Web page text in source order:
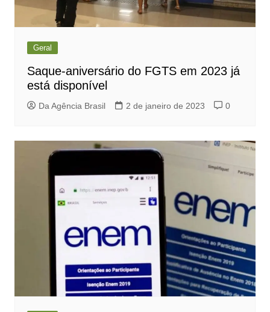
Geral
Saque-aniversário do FGTS em 2023 já
está disponível
Da Agência Brasil 2 de janeiro de 2023 0